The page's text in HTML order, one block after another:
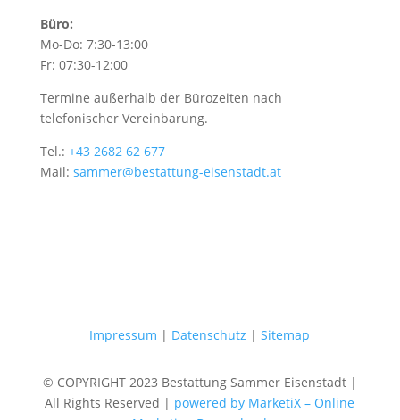
Büro:
Mo-Do: 7:30-13:00
Fr: 07:30-12:00
Termine außerhalb der Bürozeiten nach
telefonischer Vereinbarung.
Tel.: +43 2682 62 677
Mail: sammer@bestattung-eisenstadt.at
Impressum | Datenschutz |Sitemap
© COPYRIGHT 2023 Bestattung Sammer Eisenstadt |
All Rights Reserved | powered by MarketiX – Online